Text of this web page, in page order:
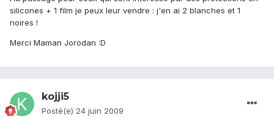
silicones + 1 film je peux leur vendre : j'en ai 2 blanches et 1
noires !
Merci Maman Jorodan :D
kojji5
Posté(e) 24 juin 2009